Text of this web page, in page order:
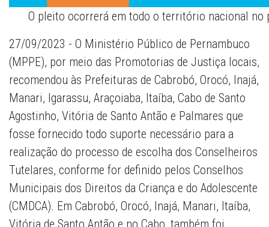
O pleito ocorrerá em todo o território nacional no
27/09/2023 - O Ministério Público de Pernambuco
(MPPE), por meio das Promotorias de Justiça locais,
recomendou às Prefeituras de Cabrobó, Orocó, Inajá,
Manari, Igarassu, Araçoiaba, Itaíba, Cabo de Santo
Agostinho, Vitória de Santo Antão e Palmares que
fosse fornecido todo suporte necessário para a
realização do processo de escolha dos Conselheiros
Tutelares, conforme for definido pelos Conselhos
Municipais dos Direitos da Criança e do Adolescente
(CMDCA). Em Cabrobó, Orocó, Inajá, Manari, Itaíba,